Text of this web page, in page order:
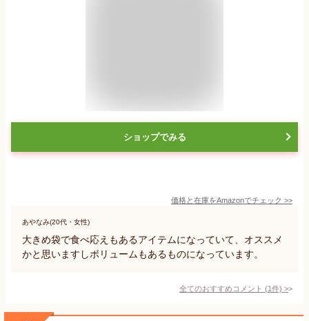
ショップでみる
価格と在庫をAmazonでチェック >>
あやなみ(20代・女性)
大きめ袋で食べ応えもあるアイテムになっていて、オススメ
かと思いますしボリュームもあるものになっています。
全てのおすすめコメント (1件) >